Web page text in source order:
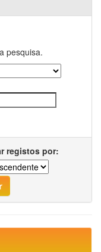
pesquisa.
registos por: